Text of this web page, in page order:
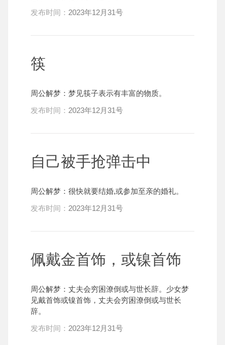
发布时间： 2023年12月31号
筷
周公解梦：梦见筷子表示有丰富的物质。
发布时间： 2023年12月31号
自己被手抢弹击中
周公解梦：很快就要结婚,或参加至亲的婚礼。
发布时间： 2023年12月31号
佩戴金首饰，或镍首饰
周公解梦：丈夫会穷困潦倒或与世长辞。少女梦
见戴首饰或镍首饰，丈夫会穷困潦倒或与世长
辞。
发布时间： 2023年12月31号